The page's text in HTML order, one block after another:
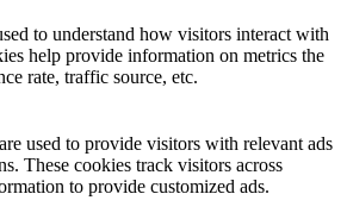
to understand how visitors interact with
help provide information on metrics the
rate, traffic source, etc.
used to provide visitors with relevant ads
These cookies track visitors across
to provide customized ads.